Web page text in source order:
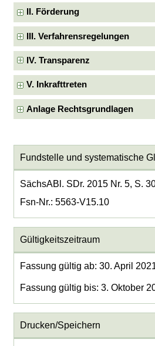
II. Förderung
III. Verfahrensregelungen
IV. Transparenz
V. Inkrafttreten
Anlage Rechtsgrundlagen
Fundstelle und systematische
SächsABl. SDr. 2015 Nr. 5, S.
Fsn-Nr.: 5563-V15.10
Gültigkeitszeitraum
Fassung gültig ab: 30. April
Fassung gültig bis: 3. Oktober
Drucken/Speichern